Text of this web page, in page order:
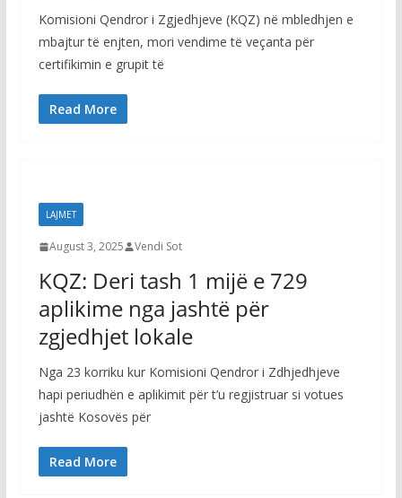
Komisioni Qendror i Zgjedhjeve (KQZ) në mbledhjen e
mbajtur të enjten, mori vendime të veçanta për
certifikimin e grupit të
Read More
LAJMET
August 3, 2025 Vendi Sot
KQZ: Deri tash 1 mijë e 729
aplikime nga jashtë për
zgjedhjet lokale
Nga 23 korriku kur Komisioni Qendror i Zdhjedhjeve
hapi periudhën e aplikimit për t’u regjistruar si votues
jashtë Kosovës për
Read More